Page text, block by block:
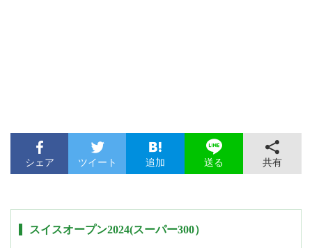
シェア ツイート 追加 送る 共有
スイスオープン2024(スーパー300）